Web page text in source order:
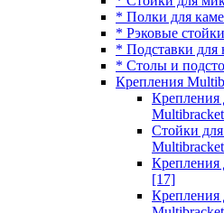
* Полки для
* Рэковые стойки
* Подставки для
* Столы и
Крепления
Крепления
Стойки
Крепления
[17]
Крепления